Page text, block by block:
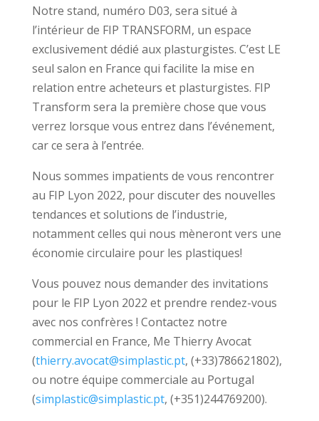
Notre stand, numéro D03, sera situé à
l’intérieur de FIP TRANSFORM, un espace
exclusivement dédié aux plasturgistes. C’est LE
seul salon en France qui facilite la mise en
relation entre acheteurs et plasturgistes. FIP
Transform sera la première chose que vous
verrez lorsque vous entrez dans l’événement,
car ce sera à l’entrée.
Nous sommes impatients de vous rencontrer
au FIP Lyon 2022, pour discuter des nouvelles
tendances et solutions de l’industrie,
notamment celles qui nous mèneront vers une
économie circulaire pour les plastiques!
Vous pouvez nous demander des invitations
pour le FIP Lyon 2022 et prendre rendez-vous
avec nos confrères ! Contactez notre
commercial en France, Me Thierry Avocat
(thierry.avocat@simplastic.pt, (+33)786621802),
ou notre équipe commerciale au Portugal
(simplastic@simplastic.pt, (+351)244769200).